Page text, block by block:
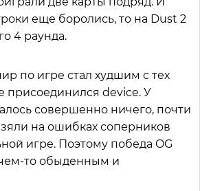
еще боролись, то на Dust 2
4 раунда.
по игре стал худшим с тех
присоединился device. У
совершенно ничего, почти
на ошибках соперников
игре. Поэтому победа OG
то обыденным и